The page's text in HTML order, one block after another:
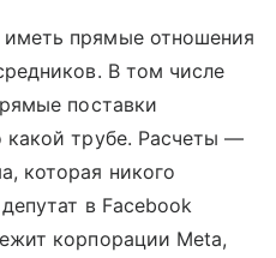
прямые отношения
В том числе
поставки
трубе. Расчеты —
которая никого
в Facebook
корпорации Meta,